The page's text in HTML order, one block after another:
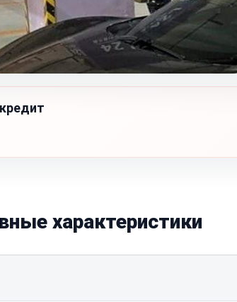
характеристики